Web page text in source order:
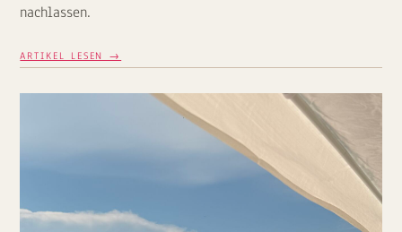
nachlassen.
ARTIKEL LESEN →